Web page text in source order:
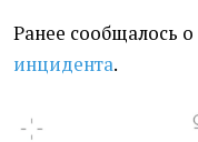
Ранее сообщалось о
инцидента.